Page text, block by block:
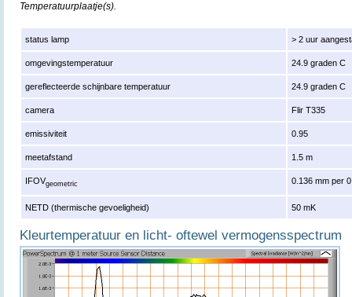
Temperatuurplaatje(s).
status lamp > 2 uur
omgevingstemperatuur 24.9 graden C
gereflecteerde schijnbare temperatuur 24.9 graden C
camera Flir T335
emissiviteit 0.95
meetafstand 1.5 m
IFOVgeometric 0.136 mm per
NETD (thermische gevoeligheid) 50 mK
Kleurtemperatuur en licht- oftewel vermogensspectrum